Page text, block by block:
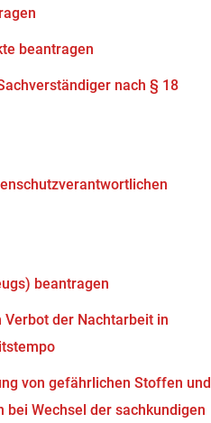
beantragen
nach § 18
beantragen
der Nachtarbeit in
von gefährlichen Stoffen und
bei Wechsel der sachkundigen